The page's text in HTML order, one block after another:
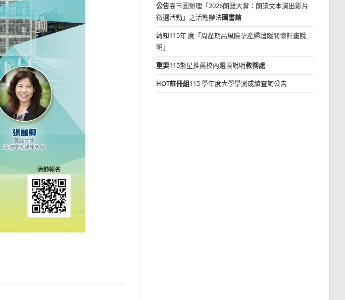
公告高市圖辦理「2026朗聲大賞：朗讀文本演出影片
徵選活動」之活動辦法圖書館
轉知115年 度「周產期高風險孕產婦追蹤關懷計畫說
明」
重要115繁星推薦校內選填說明教務處
HOT註冊組115 學年度大學學測成績查詢公告